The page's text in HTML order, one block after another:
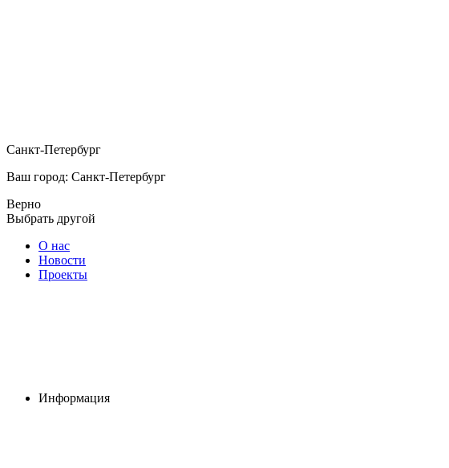
Санкт-Петербург
Ваш город: Санкт-Петербург
Верно
Выбрать другой
О нас
Новости
Проекты
Информация